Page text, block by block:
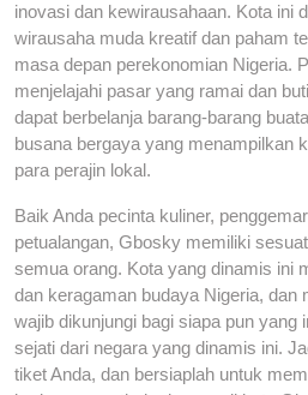
inovasi dan kewirausahaan. Kota ini
wirausaha muda kreatif dan paham
masa depan perekonomian Nigeria.
menjelajahi pasar yang ramai dan
dapat berbelanja barang-barang
busana bergaya yang menampilkan
para perajin lokal.
Baik Anda pecinta kuliner,
petualangan, Gbosky memiliki
semua orang. Kota yang dinamis ini
dan keragaman budaya Nigeria, dan
wajib dikunjungi bagi siapa pun yang
sejati dari negara yang dinamis ini.
tiket Anda, dan bersiaplah untuk